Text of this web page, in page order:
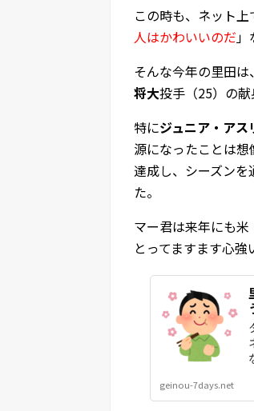
この時も、ネット上
人はかわいいのだ
そんな今年の里田
将大投手（25）の
特にジュニア・ア
源になったことは
達成し、シーズン
た。
マー君は来年にも
とってますます心強
geinou-7days.net